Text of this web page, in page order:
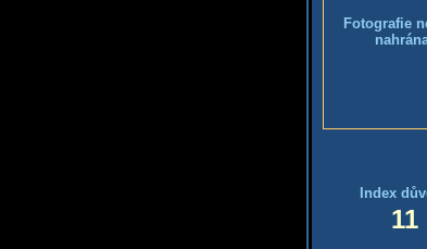
Fotografie
Index
11